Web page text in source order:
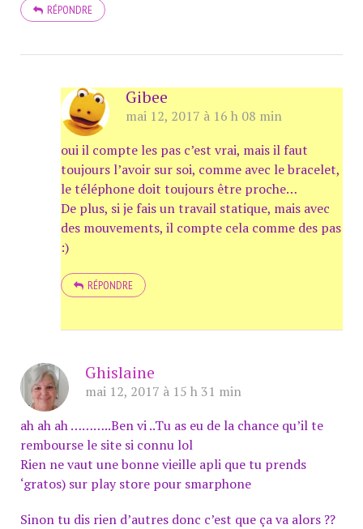
RÉPONDRE
Gibee
mai 12, 2017 à 16 h 08 min
oui il compte les pas c’est vrai, mais il faut
toujours l’avoir sur soi, comme avec le bracelet,
le téléphone doit toujours être proche…
De plus, si je fais un travail statique, mais avec
des mouvements, il compte cela comme des pas
:)
RÉPONDRE
Ghislaine
mai 12, 2017 à 15 h 31 min
ah ah ah ………..Ben vi ..Tu as eu de la chance qu’il te
rembourse le site si connu lol
Rien ne vaut une bonne vieille apli que tu prends
‘gratos) sur play store pour smarphone
Sinon tu dis rien d’autres donc c’est que ça va alors ??